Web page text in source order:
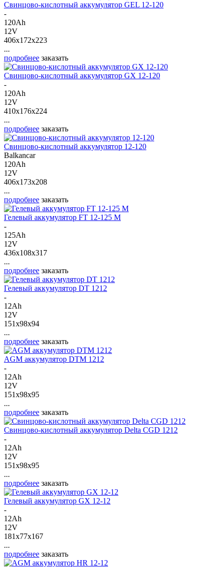
Свинцово-кислотный аккумулятор GEL 12-120
-
120Ah
12V
406x172x223
...
подробнее заказать
Свинцово-кислотный аккумулятор GX 12-120
-
120Ah
12V
410x176x224
...
подробнее заказать
Свинцово-кислотный аккумулятор 12-120
Balkancar
120Ah
12V
406x173x208
...
подробнее заказать
Гелевый аккумулятор FT 12-125 M
-
125Ah
12V
436x108x317
...
подробнее заказать
Гелевый аккумулятор DT 1212
-
12Ah
12V
151x98x94
...
подробнее заказать
AGM аккумулятор DTM 1212
-
12Ah
12V
151x98x95
...
подробнее заказать
Свинцово-кислотный аккумулятор Delta CGD 1212
-
12Ah
12V
151x98x95
...
подробнее заказать
Гелевый аккумулятор GX 12-12
-
12Ah
12V
181x77x167
...
подробнее заказать